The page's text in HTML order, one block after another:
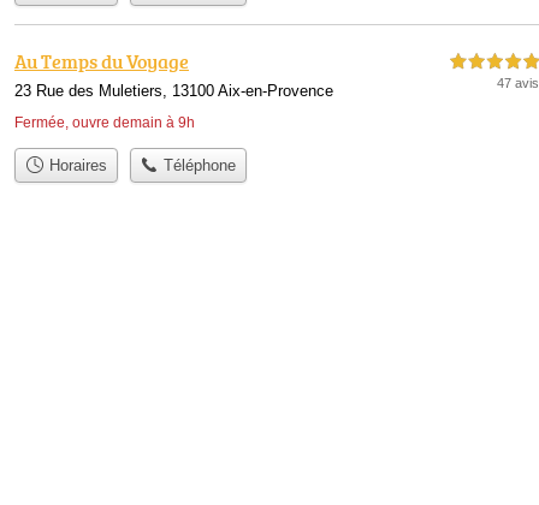
Au Temps du Voyage
23 Rue des Muletiers, 13100 Aix-en-Provence
Fermée, ouvre demain à 9h
5,0 étoiles sur 5
47 avis
Horaires Téléphone